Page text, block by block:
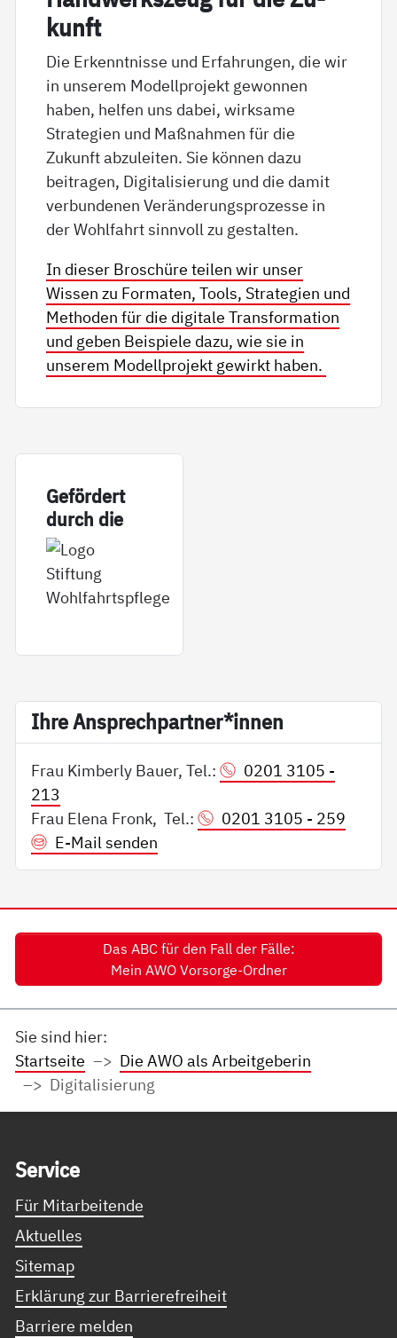
kunft
Die Erkenntnisse und Erfahrungen, die wir
in unserem Modellprojekt gewonnen
haben, helfen uns dabei, wirksame
Strategien und Maßnahmen für die
Zukunft abzuleiten. Sie können dazu
beitragen, Digitalisierung und die damit
verbundenen Veränderungsprozesse in
der Wohlfahrt sinnvoll zu gestalten.
In dieser Broschüre teilen wir unser
Wissen zu Formaten, Tools, Strategien und
Methoden für die digitale Transformation
und geben Beispiele dazu, wie sie in
unserem Modellprojekt gewirkt haben.
Ge­för­dert
durch die
Ih­re An­sp­rech­part­ner*in­nen
Frau Kimberly Bauer, Tel.:
0201 3105 -
213
Frau Elena Fronk, Tel.:
0201 3105 - 259
E-Mail senden
Das ABC für den Fall der Fälle:
Mein AWO Vorsorge-Ordner
Sie sind hier:
Startseite
Die AWO als Arbeitgeberin
Digitalisierung
Ser­vice
Für Mitarbeitende
Aktuelles
Sitemap
Erklärung zur Barrierefreiheit
Barriere melden